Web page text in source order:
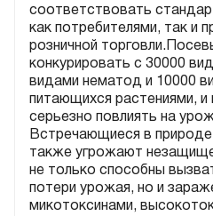
соответствовать
как потребителями, так и
розничной
конкурировать с 30000
видами нематод и 10000
питающихся растениями, и
серьезно повлиять на
Встречающиеся в природе
также угрожают
не только способны
потери урожая, но и
микотоксинами,